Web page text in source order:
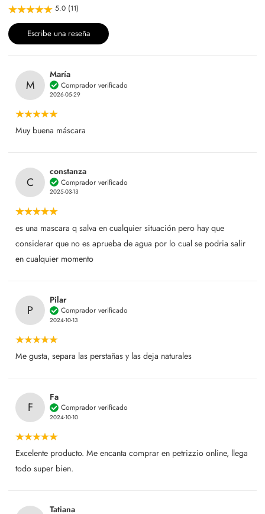
5.0 (11)
Escribe una reseña
M
María
Comprador verificado
2026-05-29
Muy buena máscara
C
constanza
Comprador verificado
2025-03-13
es una mascara q salva en cualquier situación pero hay que
considerar que no es aprueba de agua por lo cual se podria salir
en cualquier momento
P
Pilar
Comprador verificado
2024-10-13
Me gusta, separa las perstañas y las deja naturales
F
Fa
Comprador verificado
2024-10-10
Excelente producto. Me encanta comprar en petrizzio online, llega
todo super bien.
Tatiana